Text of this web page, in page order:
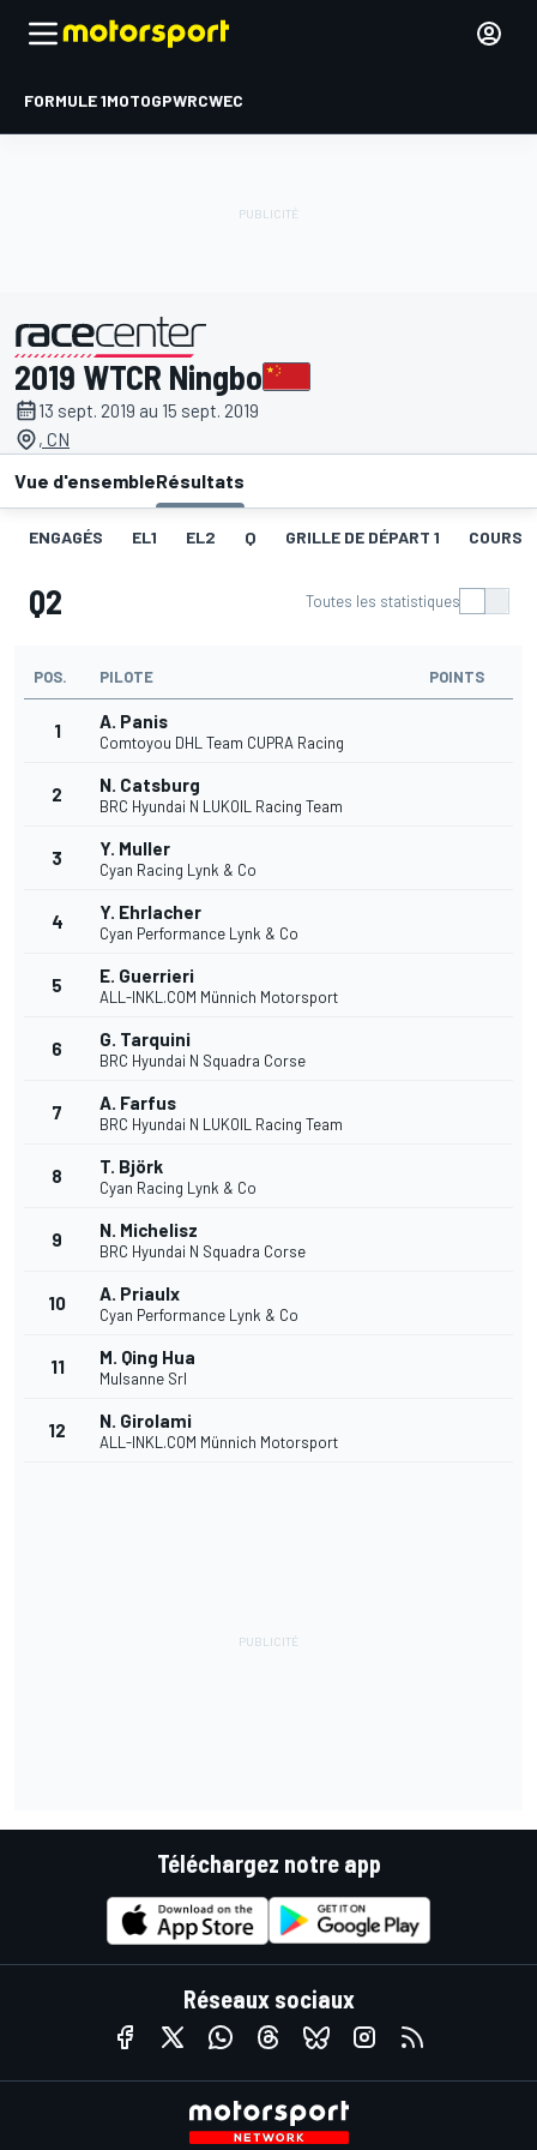
FORMULE 1MOTOGPWRCWEC
présenté par
2019 WTCR Ningbo
13 sept. 2019 au 15 sept. 2019
, CN
Vue d'ensembleRésultats
ENGAGÉS EL1 EL2 Q GRILLE DE DÉPART 1 COURSE
Q2 Toutes les statistiques
POS. PILOTE POINTS
1 A. Panis
Comtoyou DHL Team CUPRA Racing
2 N. Catsburg
BRC Hyundai N LUKOIL Racing Team
3 Y. Muller
Cyan Racing Lynk & Co
4 Y. Ehrlacher
Cyan Performance Lynk & Co
5 E. Guerrieri
ALL-INKL.COM Münnich Motorsport
6 G. Tarquini
BRC Hyundai N Squadra Corse
7 A. Farfus
BRC Hyundai N LUKOIL Racing Team
8 T. Björk
Cyan Racing Lynk & Co
9 N. Michelisz
BRC Hyundai N Squadra Corse
10 A. Priaulx
Cyan Performance Lynk & Co
11 M. Qing Hua
Mulsanne Srl
12 N. Girolami
ALL-INKL.COM Münnich Motorsport
Téléchargez notre app
Réseaux sociaux